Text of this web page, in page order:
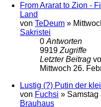
From Ararat to Zion -
Land
von TeDeum »
Sakristei
0 Antworten
9919 Zugriffe
Letzter Beitrag
Mittwoch 26.
Lustig (?) Putin der
von Fuchsi » Samstag
Brauhaus